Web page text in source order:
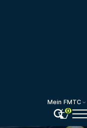
Mein FMTC
0